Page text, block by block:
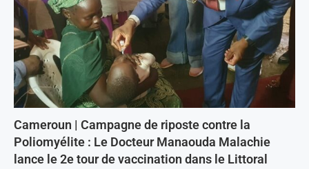
Cameroun | Campagne de riposte contre la
Poliomyélite : Le Docteur Manaouda Malachie
lance le 2e tour de vaccination dans le Littoral